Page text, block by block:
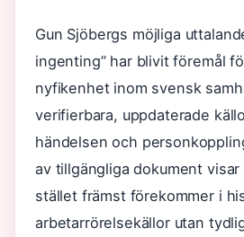
Gun Sjöbergs möjliga
ingenting” har blivit föremål
nyfikenhet inom svensk
verifierbara, uppdaterade
händelsen och
av tillgängliga dokument
stället främst förekommer i
arbetarrörelsekällor utan